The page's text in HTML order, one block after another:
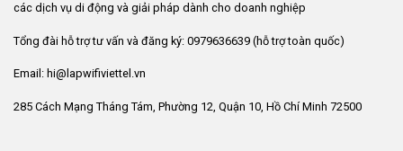
các dịch vụ di động và giải pháp dành cho doanh nghiệp
Tổng đài hỗ trợ tư vấn và đăng ký: 0979636639 (hỗ trợ toàn quốc)
Email: hi@lapwifiviettel.vn
285 Cách Mạng Tháng Tám, Phường 12, Quận 10, Hồ Chí Minh 72500